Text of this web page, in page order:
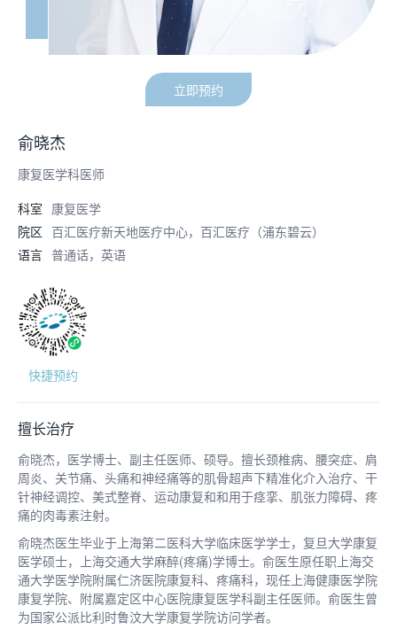
立即预约
俞晓杰
康复医学科医师
科室 康复医学
院区 百汇医疗新天地医疗中心，百汇医疗（浦东碧云）
语言 普通话，英语
快捷预约
擅长治疗
俞晓杰，医学博士、副主任医师、硕导。擅长颈椎病、腰突症、肩
周炎、关节痛、头痛和神经痛等的肌骨超声下精准化介入治疗、干
针神经调控、美式整脊、运动康复和和用于痉挛、肌张力障碍、疼
痛的肉毒素注射。
俞晓杰医生毕业于上海第二医科大学临床医学学士，复旦大学康复
医学硕士，上海交通大学麻醉(疼痛)学博士。俞医生原任职上海交
通大学医学院附属仁济医院康复科、疼痛科，现任上海健康医学院
康复学院、附属嘉定区中心医院康复医学科副主任医师。俞医生曾
为国家公派比利时鲁汶大学康复学院访问学者。